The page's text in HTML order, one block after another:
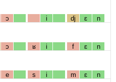
ɔ i dj ɛ n
ɔ ʁ i f ɛ n
e s i m ɛ n